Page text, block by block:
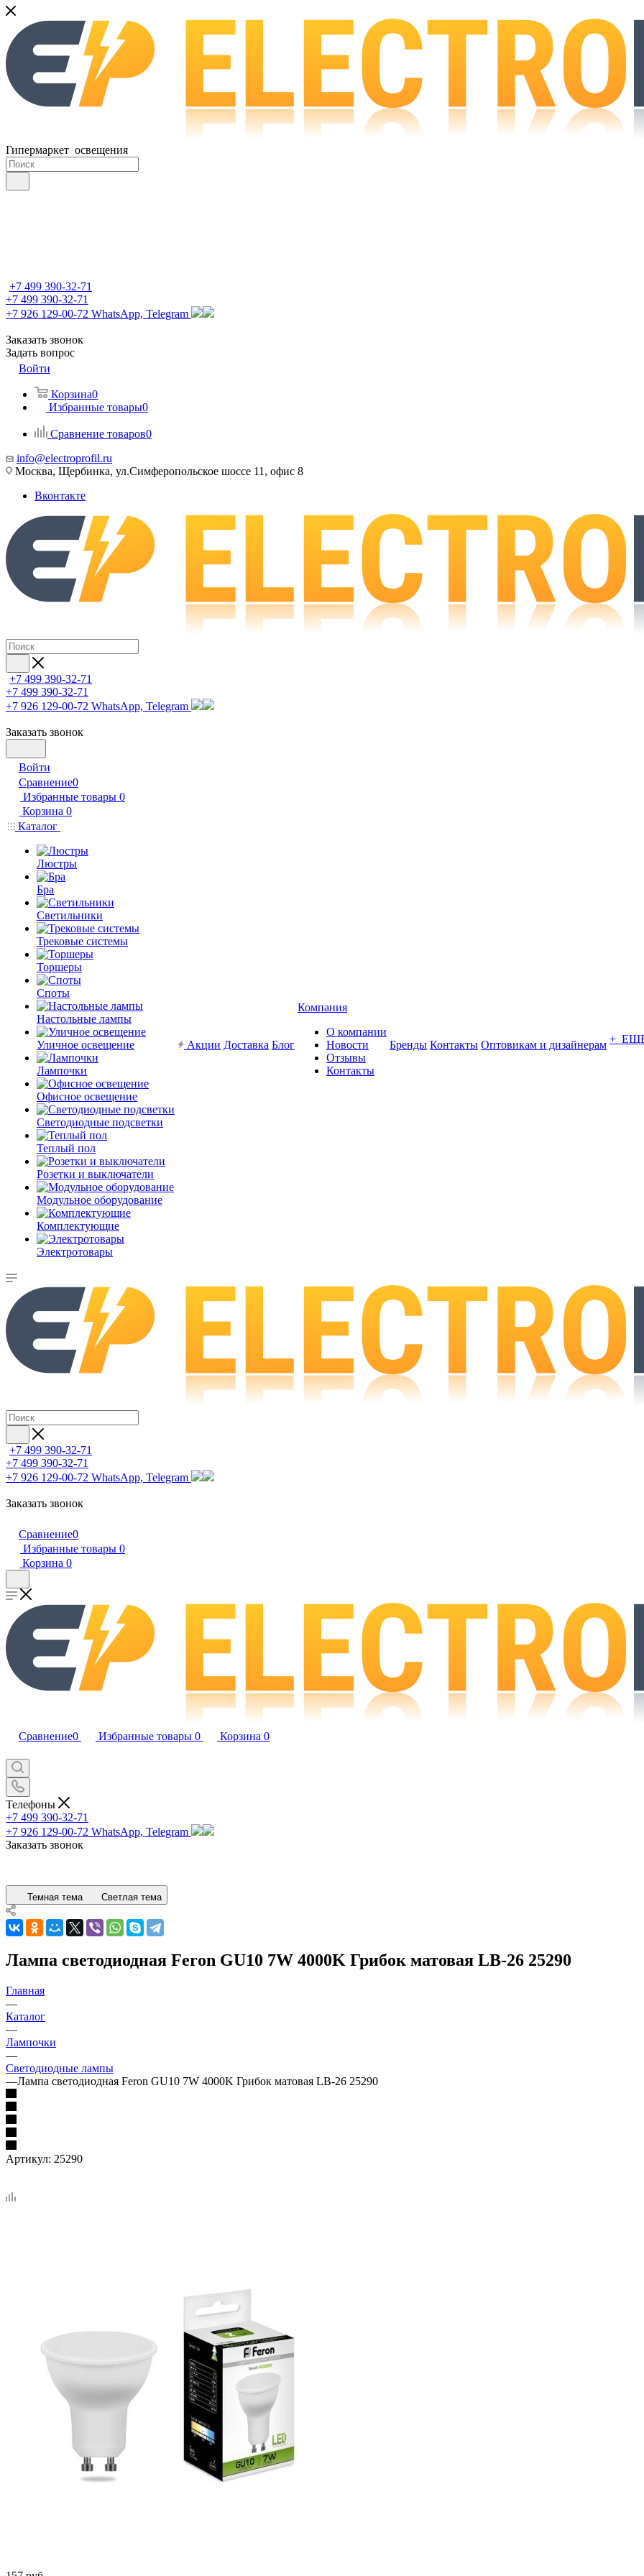
Гипермаркет освещения
+7 499 390-32-71
+7 499 390-32-71
+7 926 129-00-72 WhatsApp, Telegram
Заказать звонок
Задать вопрос
Войти
Корзина0
Избранные товары0
Сравнение товаров0
info@electroprofil.ru
Москва, Щербинка, ул.Симферопольское шоссе 11, офис 8
Вконтакте
+7 499 390-32-71
+7 499 390-32-71
+7 926 129-00-72 WhatsApp, Telegram
Заказать звонок
Войти
Сравнение0
Избранные товары 0
Корзина 0
Каталог
Люстры
Бра
Светильники
Трековые системы
Торшеры
Споты
Настольные лампы
Уличное освещение
Лампочки
Офисное освещение
Светодиодные подсветки
Теплый пол
Розетки и выключатели
Модульное оборудование
Комплектующие
Электротовары
Акции Доставка Блог
Компания
О компании
Новости
Отзывы
Контакты
Бренды Контакты Оптовикам и дизайнерам +
+7 499 390-32-71
+7 499 390-32-71
+7 926 129-00-72 WhatsApp, Telegram
Заказать звонок
Сравнение0
Избранные товары 0
Корзина 0
Сравнение0 Избранные товары 0 Корзина 0
Телефоны
+7 499 390-32-71
+7 926 129-00-72 WhatsApp, Telegram
Заказать звонок
Темная тема Светлая тема
Лампа светодиодная Feron GU10 7W 4000K Грибок матовая LB-26 25290
Главная
—
Каталог
—
Лампочки
—
Светодиодные лампы
—Лампа светодиодная Feron GU10 7W 4000K Грибок матовая LB-26 25290
Артикул: 25290